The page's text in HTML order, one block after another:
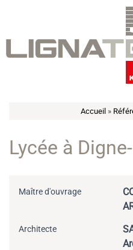
Accueil »
Lycée à
Maître d'ouvrage
Architecte